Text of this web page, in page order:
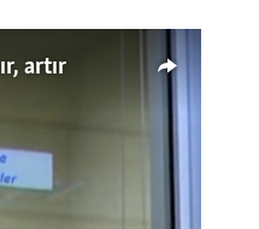
artır